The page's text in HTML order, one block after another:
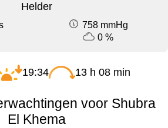
Helder
758 mmHg
0 %
19:34 13 h 08 min
voor Shubra
El Khema